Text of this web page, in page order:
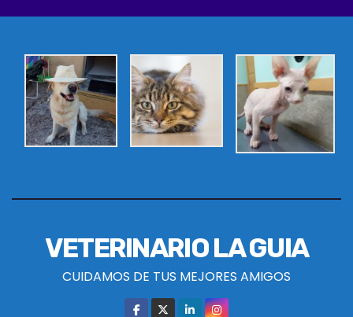
VETERINARIO LA GUIA
CUIDAMOS DE TUS MEJORES AMIGOS